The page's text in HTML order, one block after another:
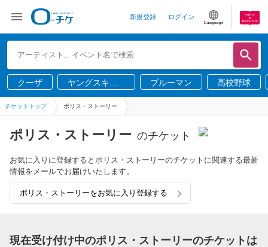
新規登録 ログイン
Language
クーザ
ヤングスキニ
ー
ブルーマン 高校野球
チケットトップ ポリス・ストーリー
ポリス・ストーリー のチケット
お気に入りに登録するとポリス・ストーリーのチケットに関連する最新
情報をメールでお届けいたします。
ポリス・ストーリーをお気に入り登録する
現在受け付け中のポリス・ストーリーのチケットは